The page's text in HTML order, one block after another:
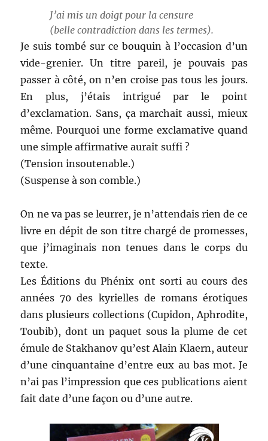
J’ai mis un doigt pour la censure
(belle contradiction dans les termes).
Je suis tombé sur ce bouquin à l’occasion d’un
vide-grenier. Un titre pareil, je pouvais pas
passer à côté, on n’en croise pas tous les jours.
En plus, j’étais intrigué par le point
d’exclamation. Sans, ça marchait aussi, mieux
même. Pourquoi une forme exclamative quand
une simple affirmative aurait suffi ?
(Tension insoutenable.)
(Suspense à son comble.)
On ne va pas se leurrer, je n’attendais rien de ce
livre en dépit de son titre chargé de promesses,
que j’imaginais non tenues dans le corps du
texte.
Les Éditions du Phénix ont sorti au cours des
années 70 des kyrielles de romans érotiques
dans plusieurs collections (Cupidon, Aphrodite,
Toubib), dont un paquet sous la plume de cet
émule de Stakhanov qu’est Alain Klaern, auteur
d’une cinquantaine d’entre eux au bas mot. Je
n’ai pas l’impression que ces publications aient
fait date d’une façon ou d’une autre.